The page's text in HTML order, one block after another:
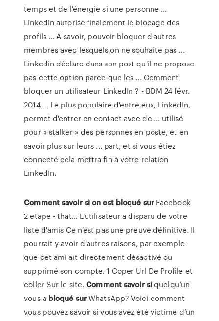
temps et de l'énergie si une personne ...
Linkedin autorise finalement le blocage des
profils ... A savoir, pouvoir bloquer d'autres
membres avec lesquels on ne souhaite pas ...
Linkedin déclare dans son post qu'il ne propose
pas cette option parce que les ... Comment
bloquer un utilisateur LinkedIn ? - BDM 24 févr.
2014 ... Le plus populaire d'entre eux, LinkedIn,
permet d'entrer en contact avec de ... utilisé
pour « stalker » des personnes en poste, et en
savoir plus sur leurs ... part, et si vous étiez
connecté cela mettra fin à votre relation
LinkedIn.
Commentsavoir sion est bloqué surFacebook
2 etape - that… L'utilisateur a disparu de votre
liste d'amis Ce n'est pas une preuve définitive. Il
pourrait y avoir d'autres raisons, par exemple
que cet ami ait directement désactivé ou
supprimé son compte. 1 Coper Url De Profile et
coller Sur le site.Commentsavoir siquelqu’un
vous a bloqué surWhatsApp? Voici comment
vous pouvez savoir si vous avez été victime d’un